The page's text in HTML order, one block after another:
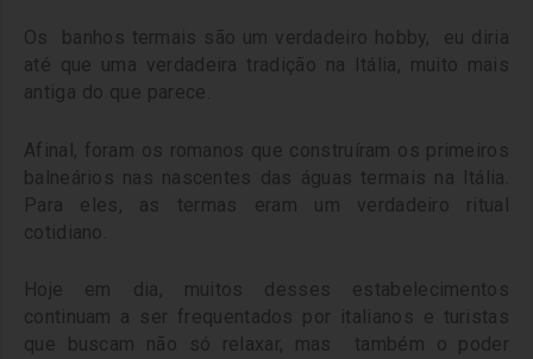
Os banhos termais são um verdadeiro hobby, eu diria
até que uma verdadeira tradição na Itália, muito mais
antiga do que parece.
Afinal, foram os romanos que construíram os primeiros
balneários nas nascentes das águas termais na Itália.
Para eles, as termas eram um verdadeiro ritual
cotidiano.
Hoje em dia, muitos desses estabelecimentos
continuam a ser frequentados por italianos e turistas
que buscam não só relaxar, mas também o poder